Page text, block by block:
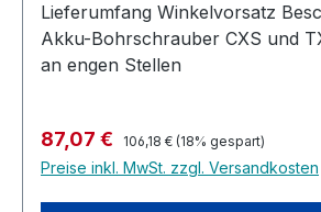
Holzunterkonstruktionen
Lieferumfang Winkelvorsatz Beschreibung Für
Akku-Bohrschrauber CXS und
an engen Stellen
Verkaufspreis:
87,07 € Regulärer Preis:
106,18 € (18% gespart)
Preise inkl. MwSt. zzgl. Versandkosten